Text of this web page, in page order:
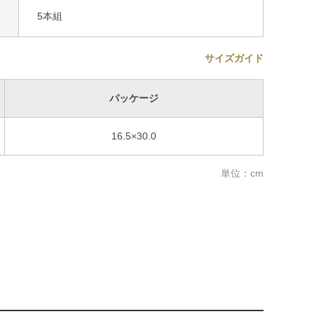
5本組
サイズガイド
パッケージ
16.5×30.0
単位：cm